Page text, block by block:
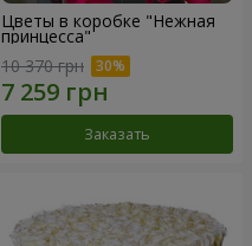
Цветы в коробке "Нежная
принцесса"
10 370 грн
Заказать